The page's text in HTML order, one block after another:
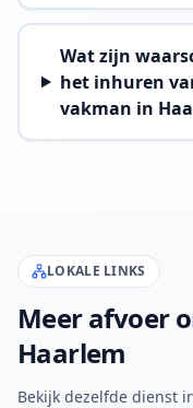
Wat zijn
het inhuren
vakman in
LOKALE LINKS
Meer afvoer
Haarlem
Bekijk dezelfde dienst